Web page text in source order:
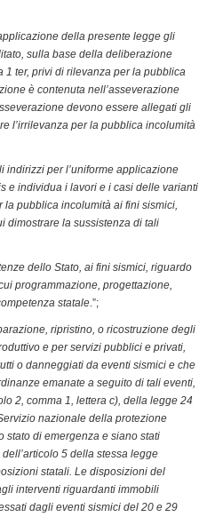
della presente legge gli
sulla base della deliberazione
ter, privi di rilevanza per la pubblica
è contenuta nell’asseverazione
devono essere allegati gli
l’irrilevanza per la pubblica incolumità
indirizzi per l’uniforme applicazione
e individua i lavori e i casi delle varianti
pubblica incolumità ai fini sismici,
dimostrare la sussistenza di tali
dello Stato, ai fini sismici, riguardo
programmazione, progettazione,
statale.”;
ripristino, o ricostruzione degli
e per servizi pubblici e privati,
o danneggiati da eventi sismici e che
emanate a seguito di tali eventi,
2, comma 1, lettera c), della legge 24
nazionale della protezione
stato di emergenza e siano stati
5 della stessa legge
statali. Le disposizioni del
interventi riguardanti immobili
dagli eventi sismici del 20 e 29